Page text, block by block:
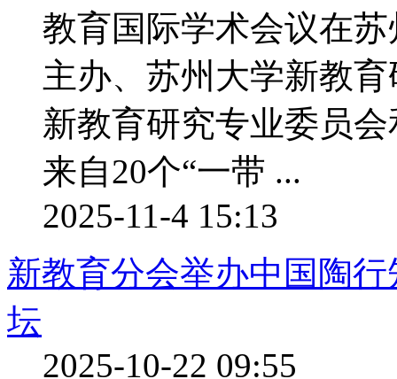
教育国际学术会议在
主办、苏州大学新教
新教育研究专业委员
来自20个“一带 ...
2025-11-4 15:13
新教育分会举办中国陶
坛
2025-10-22 09:55